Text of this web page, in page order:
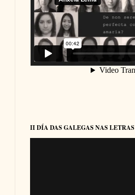
II DÍA DAS GALEGAS NAS LETRAS